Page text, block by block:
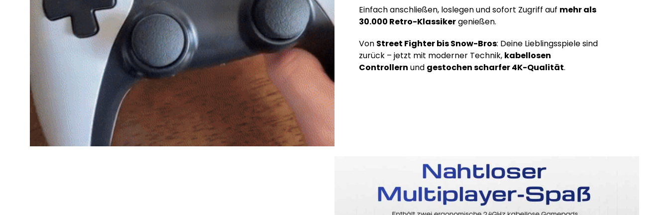
Einfach anschließen, loslegen und sofort Zugriff auf mehr als
30.000 Retro-Klassikergenießen.
Von Street Fighter bis Snow-Bros: Deine Lieblingsspiele sind
zurück – jetzt mit moderner Technik, kabellosen
Controllern und gestochen scharfer 4K-Qualität.